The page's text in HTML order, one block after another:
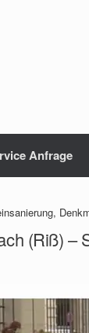
Anfrage
(Riß)